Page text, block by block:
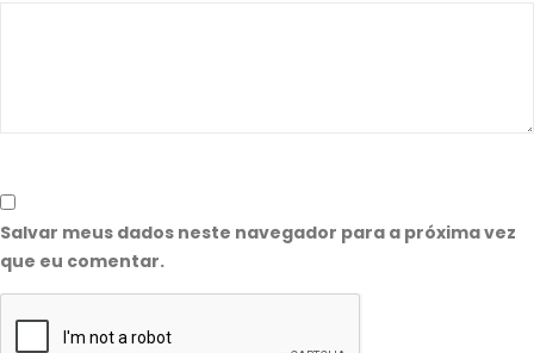
Salvar meus dados neste navegador para a próxima vez
que eu comentar.